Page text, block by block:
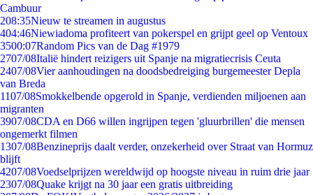
Cambuur
208:35Nieuw te streamen in augustus
404:46Niewiadoma profiteert van pokerspel en grijpt geel op Ventoux
3500:07Random Pics van de Dag #1979
2707/08Italië hindert reizigers uit Spanje na migratiecrisis Ceuta
2407/08Vier aanhoudingen na doodsbedreiging burgemeester Depla
van Breda
1107/08Smokkelbende opgerold in Spanje, verdienden miljoenen aan
migranten
3907/08CDA en D66 willen ingrijpen tegen 'gluurbrillen' die mensen
ongemerkt filmen
1307/08Benzineprijs daalt verder, onzekerheid over Straat van Hormuz
blijft
4207/08Voedselprijzen wereldwijd op hoogste niveau in ruim drie jaar
2307/08Quake krijgt na 30 jaar een gratis uitbreiding